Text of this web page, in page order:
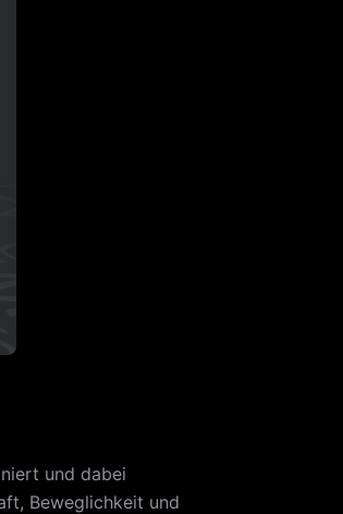
und dabei
Beweglichkeit und